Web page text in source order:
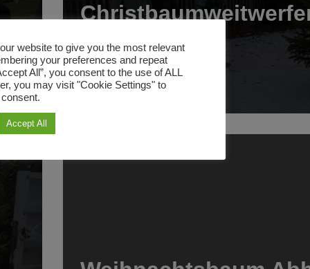
Wintermarkt
18. Januar 2026
website to give you the most relevant
your preferences and repeat
All”, you consent to the use of ALL
you may visit "Cookie Settings" to
Accept All